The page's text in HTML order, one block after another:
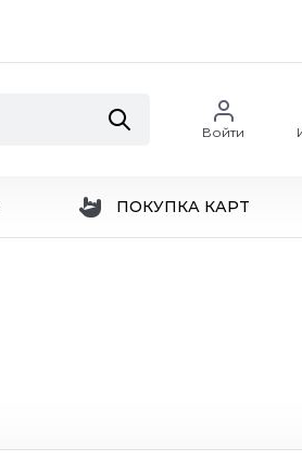
Войти
ПОКУПКА КАРТ